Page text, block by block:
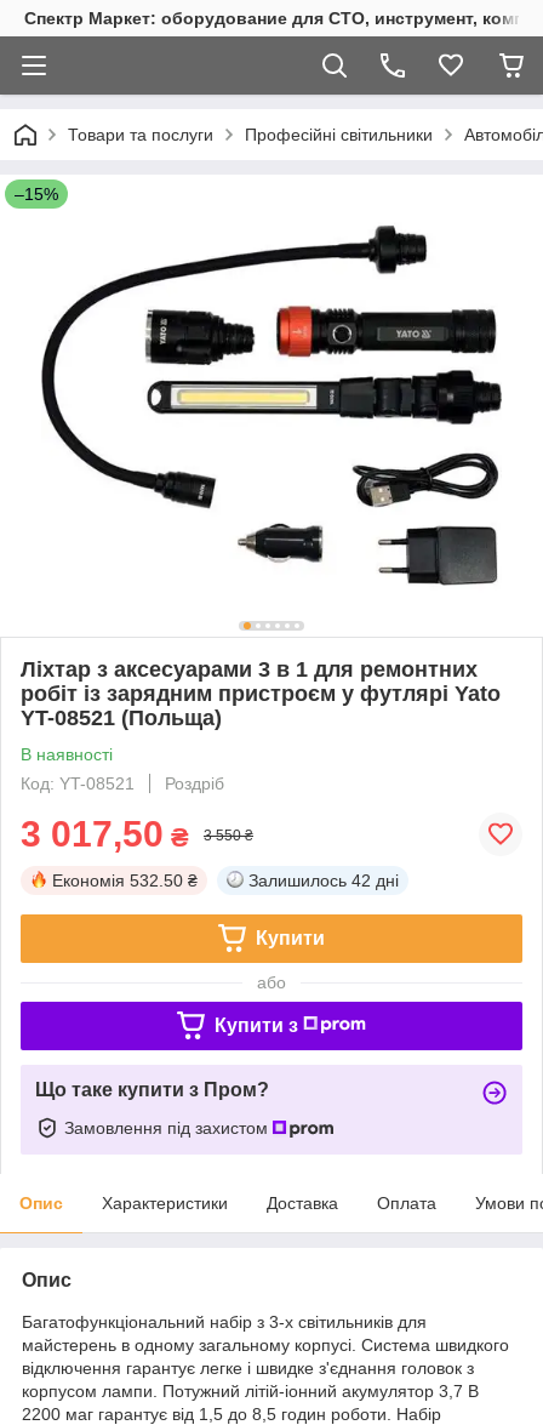
Спектр Маркет: оборудование для СТО, инструмент,
Товари та послуги Професійні світильники
–15%
Ліхтар з аксесуарами 3 в 1 для ремонтних
робіт із зарядним пристроєм у футлярі Yato
YT-08521 (Польща)
В наявності
Код: YT-08521
Роздріб
3 017,50 ₴ 3 550 ₴
Економія 532.50 ₴ Залишилось 42 дні
Купити
або
Купити з
Що таке купити з Пром?
Замовлення під захистом
Опис Характеристики Доставка Оплата Умови
Опис
Багатофункціональний набір з 3-х світильників для
майстерень в одному загальному корпусі. Система швидкого
відключення гарантує легке і швидке з'єднання головок з
корпусом лампи. Потужний літій-іонний акумулятор 3,7 В
2200 маг гарантує від 1,5 до 8,5 годин роботи. Набір